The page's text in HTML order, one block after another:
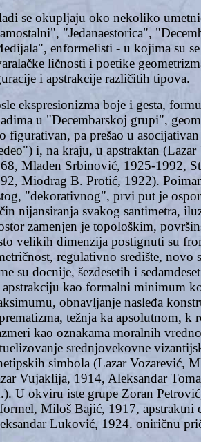
se okupljaju oko nekoliko
"Jedanaestorica",
enformelisti - u kojima su
ličnosti i poetike
i apstrakcije različitih tipova.
ekspresionizma boje i gesta,
u "Decembarskoj grupi",
figurativan, pa prešao u
i, na kraju, u apstraktan
Mladen Srbinović, 1925-1992,
Miodrag B. Protić, 1922).
"dekorativnog", prvi put je
nijansiranja svakog santimetra,
zamenjen je topološkim,
velikih dimenzija postignuti su
regulativno središte, novo
su docnije, šezdesetih i
apstrakciju kao formalni minimum
obnavljanje nasleđa
težnja ka apsolutnom, k
kao oznakama moralnih
srednjovekovne
simbola (Lazar Vozarević,
Vujaklija, 1914, Aleksandar
U okviru iste grupe Zoran
Miloš Bajić, 1917, apstraktni
Luković, 1924. oniričnu